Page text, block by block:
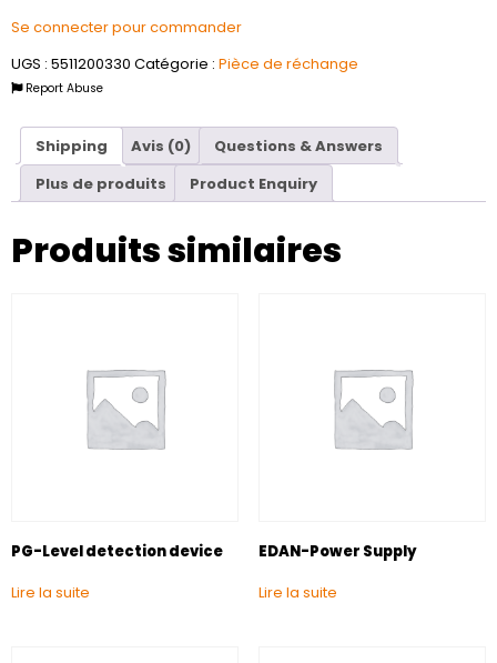
Se connecter pour commander
UGS : 5511200330 Catégorie : Pièce de réchange
Report Abuse
Shipping Avis (0)
Questions & Answers
Plus de produits
Product Enquiry
Produits similaires
PG-Level detection device
Lire la suite
EDAN-Power Supply
Lire la suite